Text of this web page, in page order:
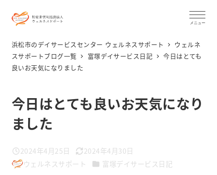
メニュー
浜松市のデイサービスセンター ウェルネスサポート
ウェルネ
スサポートブログ一覧
富塚デイサービス日記
今日はとても
良いお天気になりました️
今日はとても良いお天気になり
ました️
投稿日
2024年4月25日
更新日
2024年4月30日
著
ウェルネスサポート カテゴリー
富塚デイサービス日記